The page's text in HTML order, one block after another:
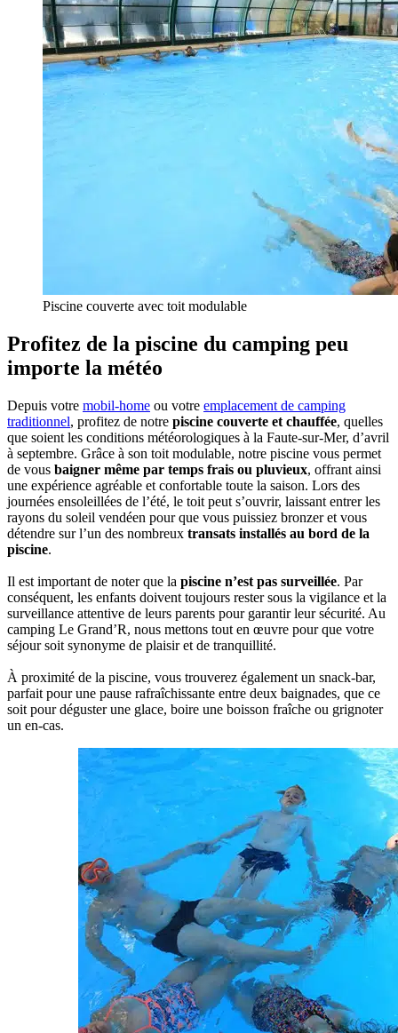
Piscine couverte avec toit modulable
Profitez de la piscine du camping peu
importe la météo
Depuis votre mobil-home ou votre emplacement de camping
traditionnel, profitez de notre piscine couverte et chauffée, quelles
que soient les conditions météorologiques à la Faute-sur-Mer, d’avril
à septembre. Grâce à son toit modulable, notre piscine vous permet
de vous baigner même par temps frais ou pluvieux, offrant ainsi
une expérience agréable et confortable toute la saison. Lors des
journées ensoleillées de l’été, le toit peut s’ouvrir, laissant entrer les
rayons du soleil vendéen pour que vous puissiez bronzer et vous
détendre sur l’un des nombreux transats installés au bord de la
piscine.
Il est important de noter que la piscine n’est pas surveillée. Par
conséquent, les enfants doivent toujours rester sous la vigilance et la
surveillance attentive de leurs parents pour garantir leur sécurité. Au
camping Le Grand’R, nous mettons tout en œuvre pour que votre
séjour soit synonyme de plaisir et de tranquillité.
À proximité de la piscine, vous trouverez également un snack-bar,
parfait pour une pause rafraîchissante entre deux baignades, que ce
soit pour déguster une glace, boire une boisson fraîche ou grignoter
un en-cas.